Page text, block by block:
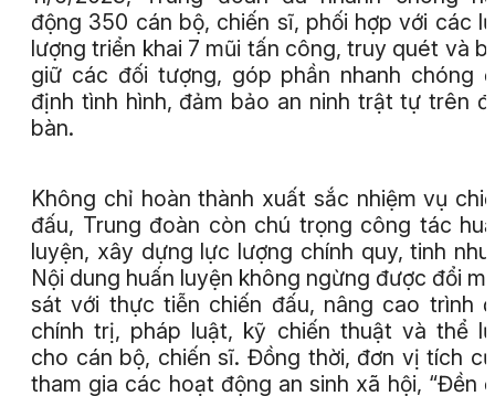
động 350 cán bộ, chiến sĩ, phối hợp với các
lượng triển khai 7 mũi tấn công, truy quét và
giữ các đối tượng, góp phần nhanh chóng
định tình hình, đảm bảo an ninh trật tự trên
bàn.
Không chỉ hoàn thành xuất sắc nhiệm vụ
đấu, Trung đoàn còn chú trọng công tác
luyện, xây dựng lực lượng chính quy, tinh
Nội dung huấn luyện không ngừng được đổi
sát với thực tiễn chiến đấu, nâng cao trình
chính trị, pháp luật, kỹ chiến thuật và thể
cho cán bộ, chiến sĩ. Đồng thời, đơn vị tích
tham gia các hoạt động an sinh xã hội, “Đền